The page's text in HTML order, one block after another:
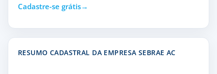
Cadastre-se grátis
RESUMO CADASTRAL DA EMPRESA SEBRAE AC